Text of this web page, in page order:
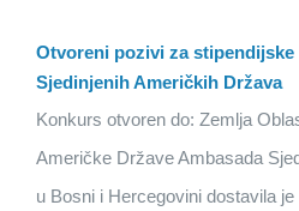
Otvoreni pozivi za stipendijske
Sjedinjenih Američkih Država
Konkurs otvoren do: Zemlja
Američke Države Ambasada
u Bosni i Hercegovini dostavila